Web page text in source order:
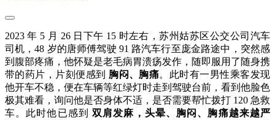
2023 年 5 月 26 日下午 15 时左右，苏州姑苏区公交公司汽车
司机，48 岁的唐师傅驾驶 91 路汽车行至庞金路途中，突然感
到腹部疼痛，他怀疑是老毛病胃溃疡发作，随即服用了随身携
带的药片，片刻便感到 胸闷、胸痛。此时有一男性乘客发现
他开车不稳，便在车辆等红绿灯时走到驾驶台前，看到他脸色
极其难看，询问他是否身体不适，是否需要帮忙拨打 120 急救
车。此时他已感到双肩发麻，头晕、胸闷、胸痛越来越严